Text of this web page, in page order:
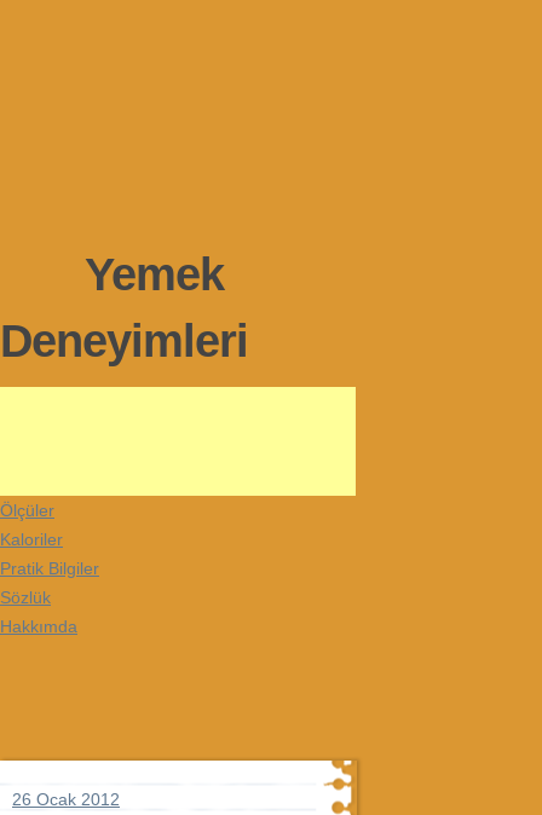
Yemek
Deneyimleri
Ölçüler
Kaloriler
Pratik Bilgiler
Sözlük
Hakkımda
26 Ocak 2012